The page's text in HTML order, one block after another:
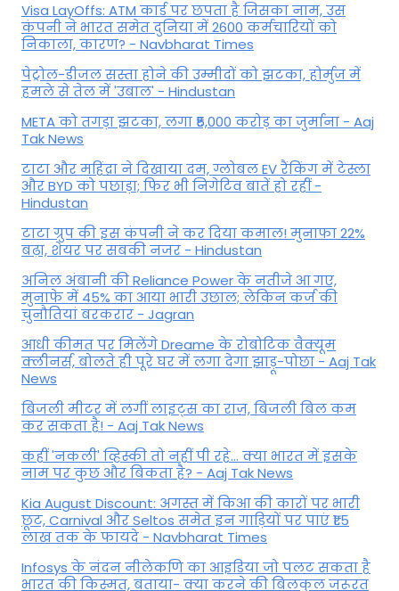
Visa LayOffs: ATM कार्ड पर छपता है जिसका नाम, उस
कंपनी ने भारत समेत दुनिया में 2600 कर्मचारियों को
निकाला, कारण? - Navbharat Times
पेट्रोल-डीजल सस्ता होने की उम्मीदों को झटका, होर्मुज में
हमले से तेल में 'उबाल' - Hindustan
META को तगड़ा झटका, लगा ₹5,000 करोड़ का जुर्माना - Aaj
Tak News
टाटा और महिंद्रा ने दिखाया दम, ग्लोबल EV रैंकिंग में टेस्ला
और BYD को पछाड़ा; फिर भी निगेटिव बातें हो रहीं -
Hindustan
टाटा ग्रुप की इस कंपनी ने कर दिया कमाल! मुनाफा 22%
बढ़ा, शेयर पर सबकी नजर - Hindustan
अनिल अंबानी की Reliance Power के नतीजे आ गए,
मुनाफे में 45% का आया भारी उछाल; लेकिन कर्ज की
चुनौतियां बरकरार - Jagran
आधी कीमत पर मिलेंगे Dreame के रोबोटिक वैक्यूम
क्लीनर्स, बोलते ही पूरे घर में लगा देगा झाड़ू-पोछा - Aaj Tak
News
बिजली मीटर में लगीं लाइट्स का राज़, बिजली बिल कम
कर सकता है! - Aaj Tak News
कहीं 'नकली' व्हिस्की तो नहीं पी रहे... क्या भारत में इसके
नाम पर कुछ और बिकता है? - Aaj Tak News
Kia August Discount: अगस्त में किआ की कारों पर भारी
छूट, Carnival और Seltos समेत इन गाड़ियों पर पाएं ₹1.5
लाख तक के फायदे - Navbharat Times
Infosys के नंदन नीलेकणि का आइडिया जो पलट सकता है
भारत की किस्मत, बताया- क्या करने की बिलकुल जरूरत